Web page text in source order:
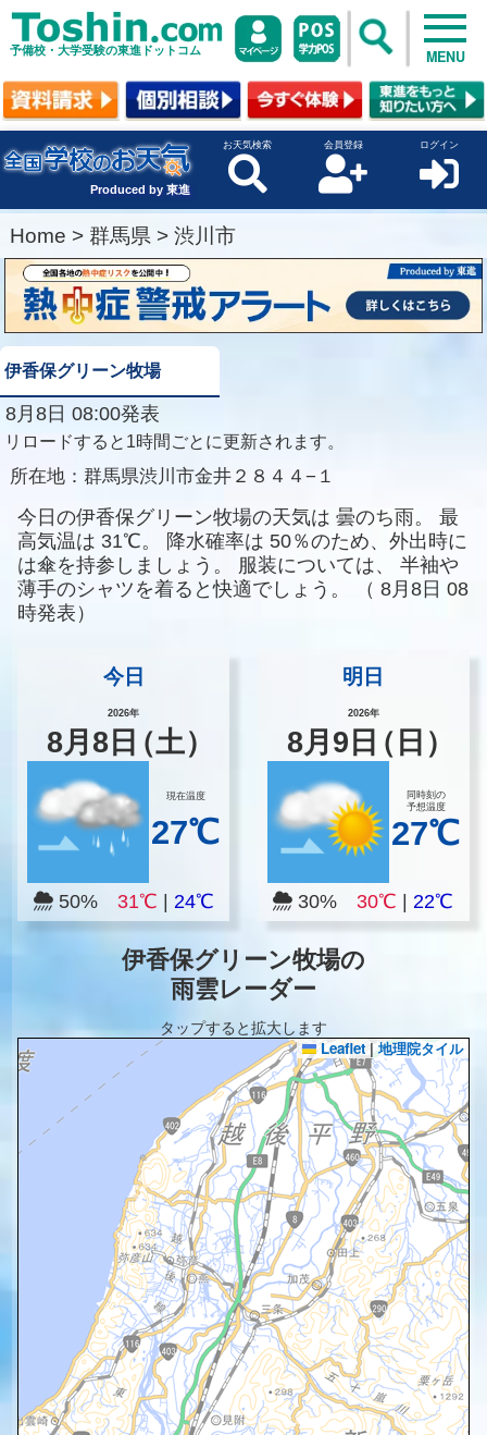
予備校・大学受験の東進ドットコム MENU
Produced by 東進
お天気検索 会員登録 ログイン
Home > 群馬県 > 渋川市
伊香保グリーン牧場
8月8日 08:00発表
リロードすると1時間ごとに更新されます。
所在地： 群馬県渋川市金井２８４４−１
今日の伊香保グリーン牧場の天気は 曇のち雨。
最
高気温は 31℃。 降水確率は 50％のため、外出時に
は傘を持参しましょう。
服装については、
半袖や
薄手のシャツを着ると快適でしょう。
（ 8月8日 08
時発表）
今日
2026年
8月8 日（土）
現在温度
27℃
50% 31℃ 24℃
明日
2026年
8月 9 日（日）
同時刻の
予想温度
27℃
30% 30℃ |22℃
伊香保グリーン牧場の
雨雲レーダー
タップすると拡大します
Leaflet | 地理院タイル